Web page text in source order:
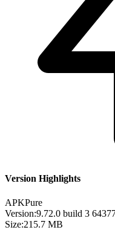
Version Highlights
APKPure
Version:9.72.0 build 3
Size:215.7 MB